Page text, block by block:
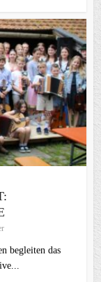
begleiten das